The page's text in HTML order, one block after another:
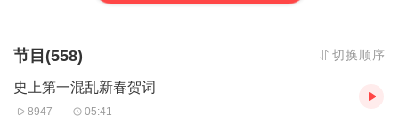
节目(558) 切换顺序
史上第一混乱新春贺词
8947 05:41